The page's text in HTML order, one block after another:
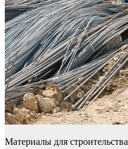
Материалы для строительства